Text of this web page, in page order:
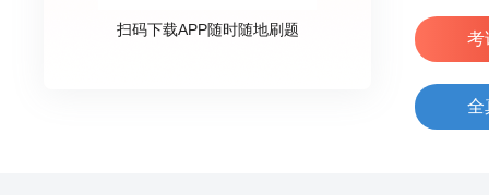
扫码下载APP随时随地刷题 考
全